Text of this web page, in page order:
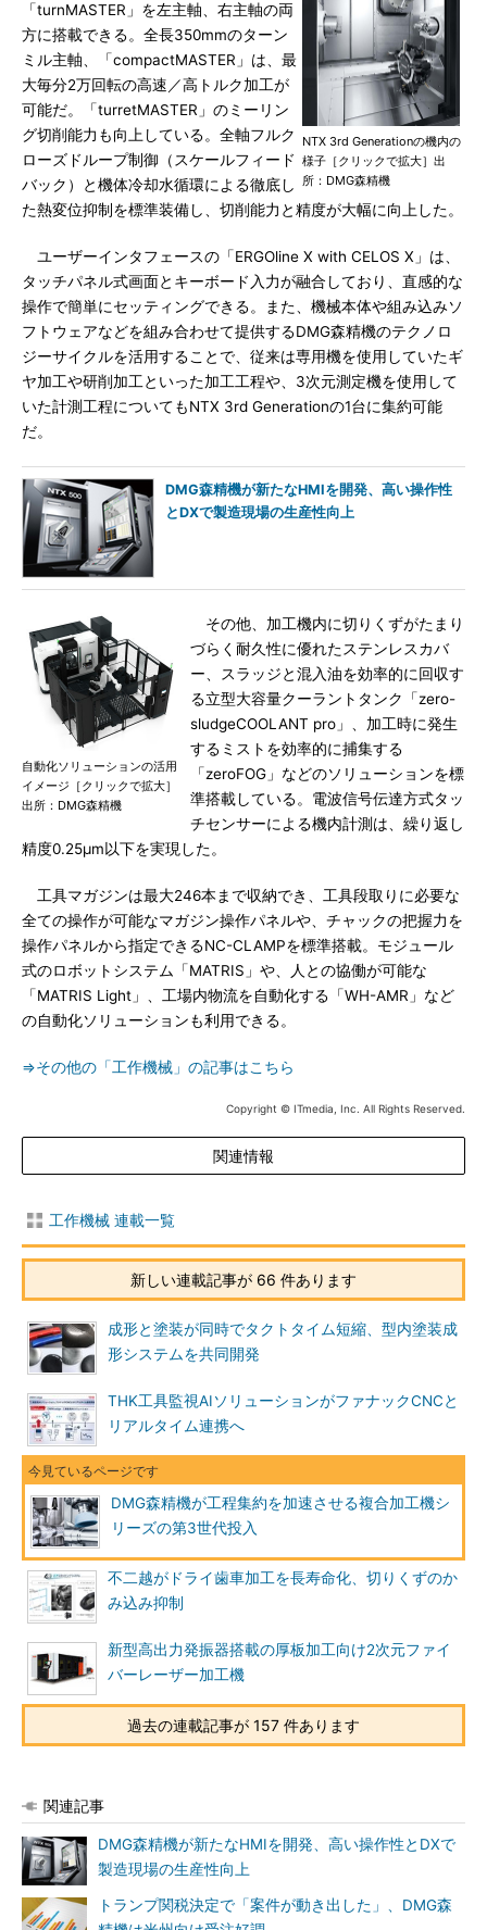
NTX 3rd Generationの機内の
様子［クリックで拡大］出
所：DMG森精機
「turnMASTER」を左主軸、右主軸の両
方に搭載できる。全長350mmのターン
ミル主軸、「compactMASTER」は、最
大毎分2万回転の高速／高トルク加工が
可能だ。「turretMASTER」のミーリン
グ切削能力も向上している。全軸フルク
ローズドループ制御（スケールフィード
バック）と機体冷却水循環による徹底し
た熱変位抑制を標準装備し、切削能力と精度が大幅に向上した。
ユーザーインタフェースの「ERGOline X with CELOS X」は、
タッチパネル式画面とキーボード入力が融合しており、直感的な
操作で簡単にセッティングできる。また、機械本体や組み込みソ
フトウェアなどを組み合わせて提供するDMG森精機のテクノロ
ジーサイクルを活用することで、従来は専用機を使用していたギ
ヤ加工や研削加工といった加工工程や、3次元測定機を使用して
いた計測工程についてもNTX 3rd Generationの1台に集約可能
だ。
DMG森精機が新たなHMIを開発、高い操作性
とDXで製造現場の生産性向上
自動化ソリューションの活用
イメージ［クリックで拡大］
出所：DMG森精機
その他、加工機内に切りくずがたまり
づらく耐久性に優れたステンレスカバ
ー、スラッジと混入油を効率的に回収す
る立型大容量クーラントタンク「zero-
sludgeCOOLANT pro」、加工時に発生
するミストを効率的に捕集する
「zeroFOG」などのソリューションを標
準搭載している。電波信号伝達方式タッ
チセンサーによる機内計測は、繰り返し
精度0.25μm以下を実現した。
工具マガジンは最大246本まで収納でき、工具段取りに必要な
全ての操作が可能なマガジン操作パネルや、チャックの把握力を
操作パネルから指定できるNC-CLAMPを標準搭載。モジュール
式のロボットシステム「MATRIS」や、人との協働が可能な
「MATRIS Light」、工場内物流を自動化する「WH-AMR」など
の自動化ソリューションも利用できる。
⇒その他の「工作機械」の記事はこちら
Copyright © ITmedia, Inc. All Rights Reserved.
関連情報
工作機械 連載一覧
新しい連載記事が 66 件あります
成形と塗装が同時でタクトタイム短縮、型内塗装成
形システムを共同開発
THK工具監視AIソリューションがファナックCNCと
リアルタイム連携へ
DMG森精機が工程集約を加速させる複合加工機シ
リーズの第3世代投入
不二越がドライ歯車加工を長寿命化、切りくずのか
み込み抑制
新型高出力発振器搭載の厚板加工向け2次元ファイ
バーレーザー加工機
過去の連載記事が 157 件あります
関連記事
DMG森精機が新たなHMIを開発、高い操作性とDXで
製造現場の生産性向上
トランプ関税決定で「案件が動き出した」、DMG森